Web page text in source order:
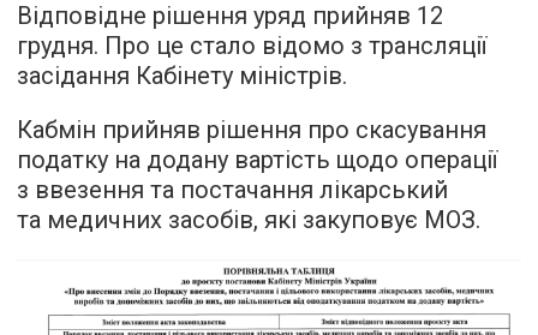
Відповідне рішення уряд прийняв 12
грудня. Про це стало відомо з трансляції
засідання Кабінету міністрів.
Кабмін прийняв рішення про скасування
податку на додану вартість щодо операції
з ввезення та постачання лікарський
та медичних засобів, які закуповує МОЗ.